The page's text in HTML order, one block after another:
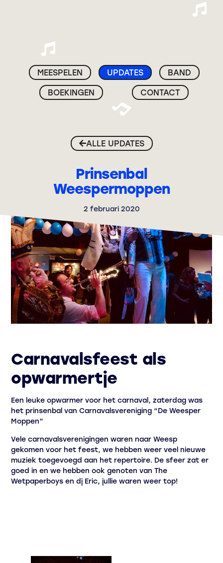
CONTACT
BOEKINGEN
UPDATES
MEESPELEN BAND
ALLE UPDATES
Prinsenbal
Weespermoppen
2 februari 2020
Carnavalsfeest als
opwarmertje
Een leuke opwarmer voor het carnaval, zaterdag was
het prinsenbal van Carnavalsvereniging “De Weesper
Moppen”
Vele carnavalsverenigingen waren naar Weesp
gekomen voor het feest, we hebben weer veel nieuwe
muziek toegevoegd aan het repertoire. De sfeer zat er
goed in en we hebben ook genoten van The
Wetpaperboys en dj Eric, jullie waren weer top!